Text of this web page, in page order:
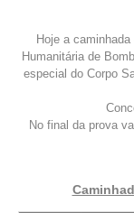
Hoje a
Humanitária de
especial do Corpo
No final da prova